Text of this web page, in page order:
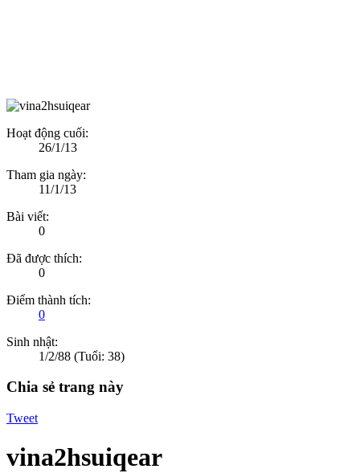
Hoạt động cuối:
26/1/13
Tham gia ngày:
11/1/13
Bài viết:
0
Đã được thích:
0
Điểm thành tích:
0
Sinh nhật:
1/2/88 (Tuổi: 38)
Chia sẻ trang này
Tweet
vina2hsuiqear